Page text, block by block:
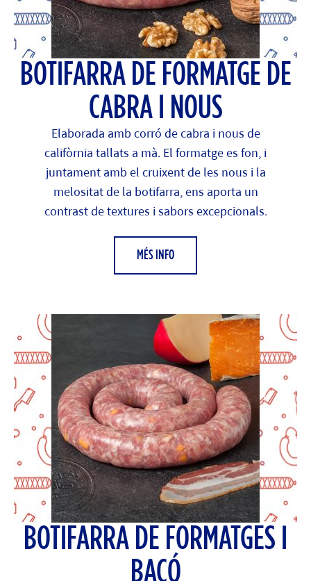
BOTIFARRA DE FORMATGE DE
CABRA I NOUS
Elaborada amb corró de cabra i nous de
califòrnia tallats a mà. El formatge es fon, i
juntament amb el cruixent de les nous i la
melositat de la botifarra, ens aporta un
contrast de textures i sabors excepcionals.
MÉS INFO
BOTIFARRA DE FORMATGES I
BACÓ